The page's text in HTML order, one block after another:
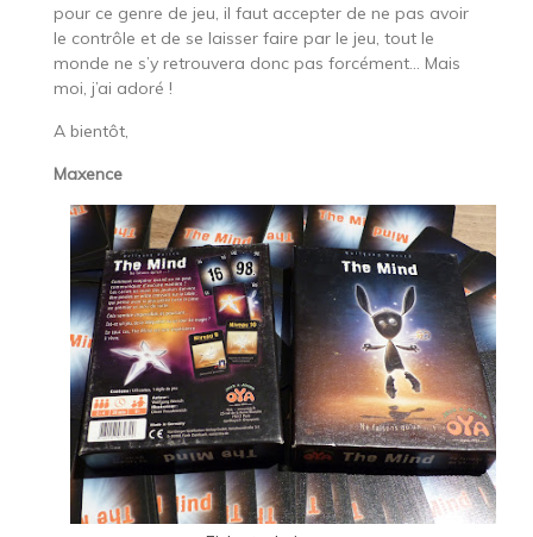
pour ce genre de jeu, il faut accepter de ne pas avoir
le contrôle et de se laisser faire par le jeu, tout le
monde ne s’y retrouvera donc pas forcément… Mais
moi, j’ai adoré !
A bientôt,
Maxence